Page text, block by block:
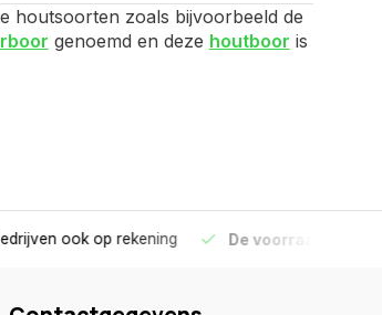
houtsoorten zoals bijvoorbeeld de
genoemd en deze houtboor is
ook op rekening De voorraad die